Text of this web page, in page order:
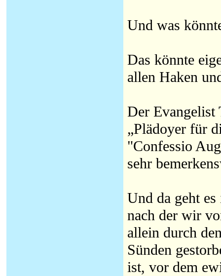
Und was
Das könnte
allen Haken
Der Evangelist
„Plädoyer für
"Confessio
sehr
Und da geht
nach der wir
allein durch
Sünden
ist, vor dem